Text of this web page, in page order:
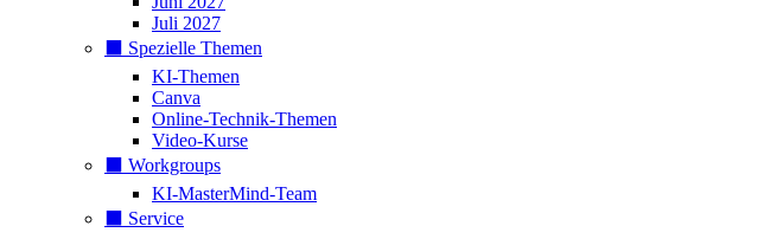
Juli 2027
⬛️ Spezielle Themen
KI-Themen
Canva
Online-Technik-Themen
Video-Kurse
⬛️ Workgroups
KI-MasterMind-Team
⬛️ Service